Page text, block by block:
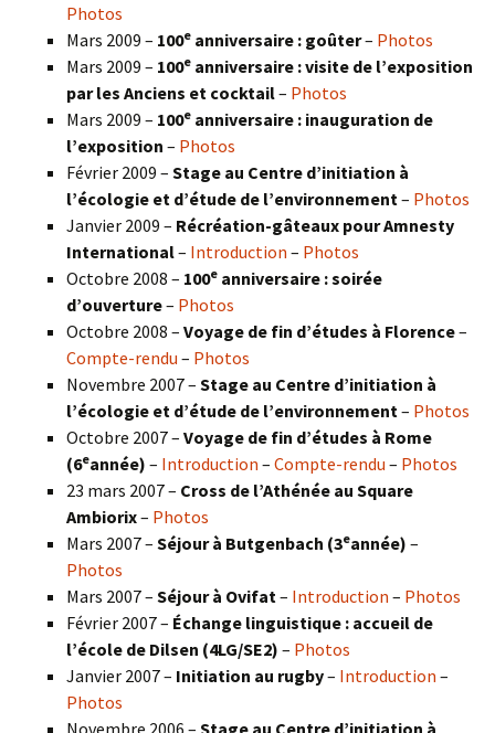
Photos
Mars 2009 – 100e anniversaire : goûter– Photos
Mars 2009 – 100e anniversaire : visite de l’exposition
par les Anciens et cocktail– Photos
Mars 2009 – 100e anniversaire : inauguration de
l’exposition – Photos
Février 2009 – Stage au Centre d’initiation à
l’écologie et d’étude de l’environnement – Photos
Janvier 2009 – Récréation-gâteaux pour Amnesty
International– Introduction – Photos
Octobre 2008 – 100e anniversaire : soirée
d’ouverture– Photos
Octobre 2008 – Voyage de fin d’études à Florence–
Compte-rendu – Photos
Novembre 2007 – Stage au Centre d’initiation à
l’écologie et d’étude de l’environnement – Photos
Octobre 2007 – Voyage de fin d’études à Rome
(6eannée) – Introduction – Compte-rendu – Photos
23 mars 2007 – Cross de l’Athénée au Square
Ambiorix– Photos
Mars 2007 – Séjour à Butgenbach (3eannée) –
Photos
Mars 2007 – Séjour à Ovifat – Introduction – Photos
Février 2007 – Échange linguistique : accueil de
l’école de Dilsen (4LG/SE2) – Photos
Janvier 2007 – Initiation au rugby– Introduction –
Photos
Novembre 2006 – Stage au Centre d’initiation à